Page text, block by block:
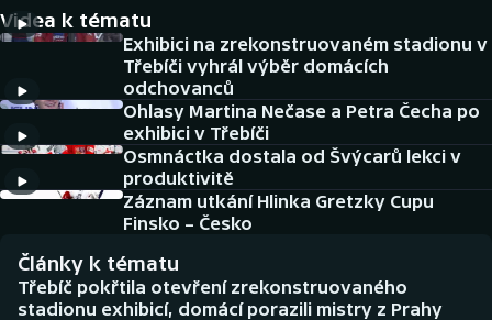
Cyklistika
DALŠÍ SPORTY
Americký fotbal
Baseball a softbal
Basketbal
Biatlon
NEPŘEHLÉDNĚTE
Soutěže
Historické návraty
Aplikace ČT sport
Videa k tématu
Exhibici na zrekonstruovaném stadionu v
Třebíči vyhrál výběr domácích
odchovanců
Ohlasy Martina Nečase a Petra Čecha po
exhibici v Třebíči
Osmnáctka dostala od Švýcarů lekci v
produktivitě
Záznam utkání Hlinka Gretzky Cupu
Finsko – Česko
Články k tématu
Třebíč pokřtila otevření zrekonstruovaného
stadionu exhibicí, domácí porazili mistry z Prahy